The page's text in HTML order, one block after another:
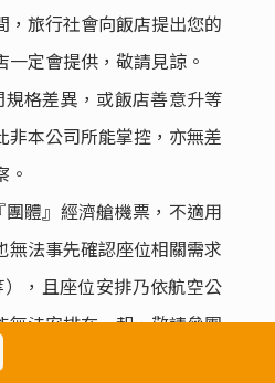
，旅行社會向飯店提出您的
定會提供，敬請見諒。
格差異，或飯店善意升等
非本公司所能掌控，亦無差
。
體』經濟艙機票，不適用
無法事先確認座位相關需求
），且座位安排乃依航空公
無法安排在一起，敬請參團